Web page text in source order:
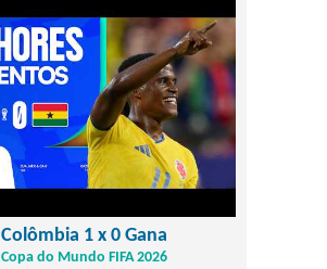
Colômbia 1 x 0 Gana
Copa do Mundo FIFA 2026